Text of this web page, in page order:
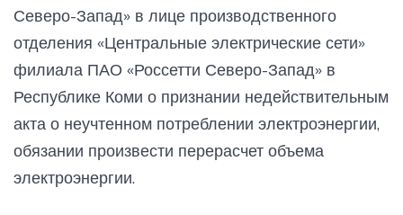
Северо-Запад» в лице производственного
отделения «Центральные электрические сети»
филиала ПАО «Россетти Северо-Запад» в
Республике Коми о признании недействительным
акта о неучтенном потреблении электроэнергии,
обязании произвести перерасчет объема
электроэнергии.